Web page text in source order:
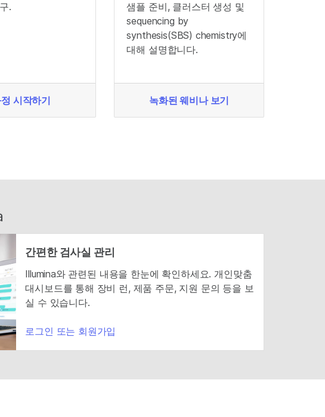
.
시작하기
샘플 준비, 클러스터 생성 및
sequencing by
synthesis(SBS) chemistry에
대해 설명합니다.
녹화된 웨비나 보기
간편한 검사실 관리
Illumina와 관련된 내용을 한눈에 확인하세요. 개인맞춤
대시보드를 통해 장비 런, 제품 주문, 지원 문의 등을 보
실 수 있습니다.
로그인 또는 회원가입